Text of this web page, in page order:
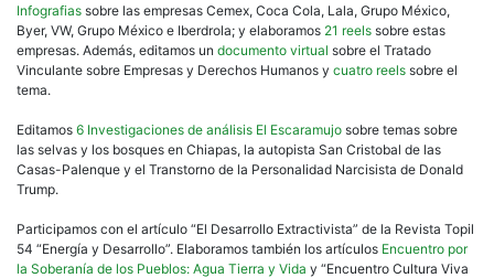
Infografias sobre las empresas Cemex, Coca Cola, Lala, Grupo México,
Byer, VW, Grupo México e Iberdrola; y elaboramos 21 reels sobre estas
empresas. Además, editamos un documento virtual sobre el Tratado
Vinculante sobre Empresas y Derechos Humanos y cuatro reels sobre el
tema.
Editamos 6 Investigaciones de análisis El Escaramujo sobre temas sobre
las selvas y los bosques en Chiapas, la autopista San Cristobal de las
Casas-Palenque y el Transtorno de la Personalidad Narcisista de Donald
Trump.
Participamos con el artículo “El Desarrollo Extractivista” de la Revista Topil
54 “Energía y Desarrollo”. Elaboramos también los artículos Encuentro por
la Soberanía de los Pueblos: Agua Tierra y Vida y “Encuentro Cultura Viva